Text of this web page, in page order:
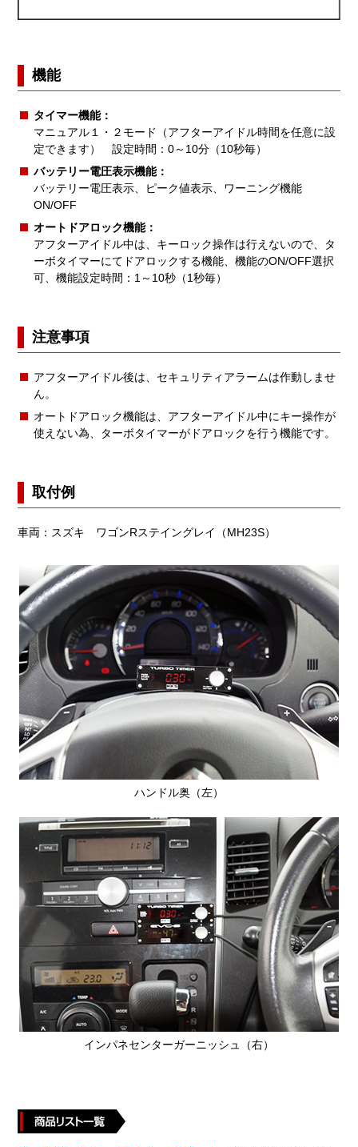
機能
タイマー機能：
マニュアル１・２モード（アフターアイドル時間を任意に設
定できます） 設定時間：0～10分（10秒毎）
バッテリー電圧表示機能：
バッテリー電圧表示、ピーク値表示、ワーニング機能
ON/OFF
オートドアロック機能：
アフターアイドル中は、キーロック操作は行えないので、タ
ーボタイマーにてドアロックする機能、機能のON/OFF選択
可、機能設定時間：1～10秒（1秒毎）
注意事項
アフターアイドル後は、セキュリティアラームは作動しませ
ん。
オートドアロック機能は、アフターアイドル中にキー操作が
使えない為、ターボタイマーがドアロックを行う機能です。
取付例
車両：スズキ ワゴンRステイングレイ（MH23S）
ハンドル奥（左）
インパネセンターガーニッシュ（右）